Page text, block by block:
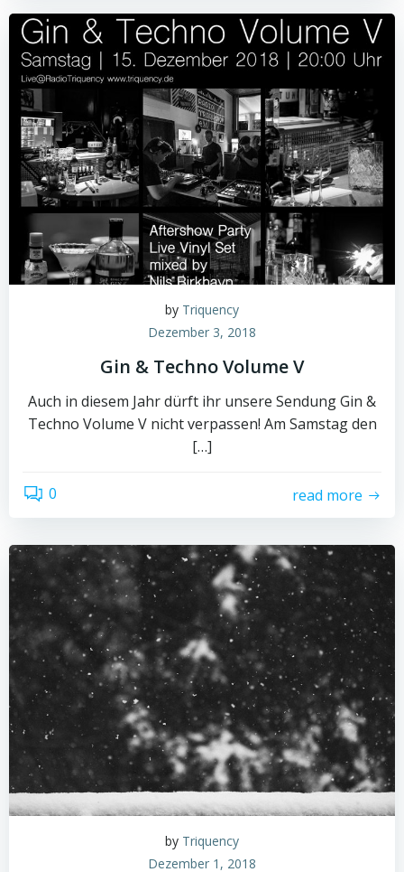
by Triquency
Dezember 3, 2018
Gin & Techno Volume V
Auch in diesem Jahr dürft ihr unsere Sendung Gin &
Techno Volume V nicht verpassen! Am Samstag den
[…]
0 read more
by Triquency
Dezember 1, 2018